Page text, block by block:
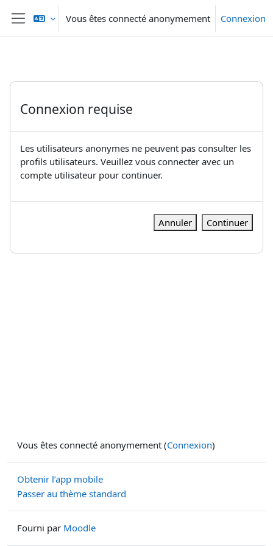
Passer au contenu principal
Panneau latéral
Vous êtes connecté anonymement Connexion
Connexion requise
Les utilisateurs anonymes ne peuvent pas consulter les
profils utilisateurs. Veuillez vous connecter avec un
compte utilisateur pour continuer.
Annuler Continuer
Vous êtes connecté anonymement (Connexion)
Obtenir l’app mobile
Passer au thème standard
Fourni par Moodle